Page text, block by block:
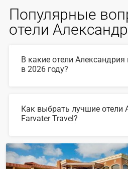
Популярные
отели
В какие отели Александрия
в 2026 году?
Как выбрать лучшие отели
Farvater Travel?
воспользоваться удобным
Farvater Travel вы найдете
отзывов про лучшие отели